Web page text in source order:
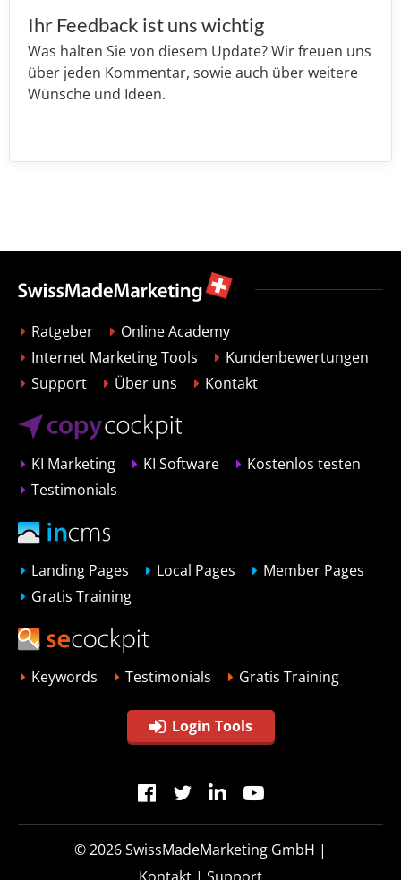
Ihr Feedback ist uns wichtig
Was halten Sie von diesem Update? Wir freuen uns
über jeden Kommentar, sowie auch über weitere
Wünsche und Ideen.
Ratgeber
Online Academy
Internet Marketing Tools
Kundenbewertungen
Support
Über uns Kontakt
KI Marketing KI Software
Kostenlos testen
Testimonials
Landing Pages Local Pages
Member Pages
Gratis Training
Keywords Testimonials Gratis Training
Login Tools
© 2026SwissMadeMarketing GmbH |